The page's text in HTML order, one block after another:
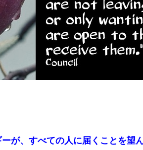
が、すべての人に届くことを望